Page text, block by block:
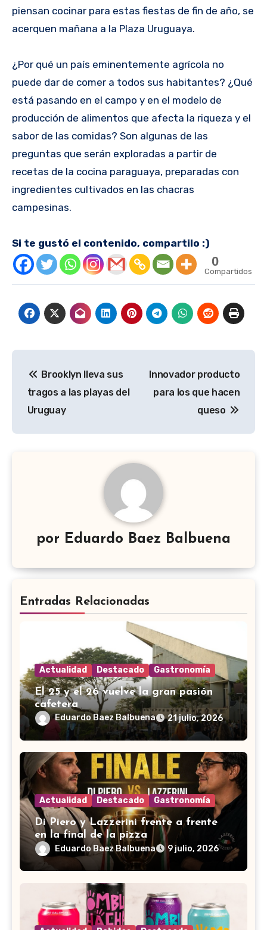
piensan cocinar para estas fiestas de fin de año, se
acerquen mañana a la Plaza Uruguaya.
¿Por qué un país eminentemente agrícola no
puede dar de comer a todos sus habitantes? ¿Qué
está pasando en el campo y en el modelo de
producción de alimentos que afecta la riqueza y el
sabor de las comidas? Son algunas de las
preguntas que serán exploradas a partir de
recetas de la cocina paraguaya, preparadas con
ingredientes cultivados en las chacras
campesinas.
Si te gustó el contenido, compartilo :)
0
Compartidos
de
entradas
Brooklyn lleva sus
tragos a las playas del
Uruguay
Innovador producto
para los que hacen
queso
por Eduardo Baez Balbuena
Entradas Relacionadas
Actualidad Destacado Gastronomía
El 25 y el 26 vuelve la gran pasión
cafetera
Eduardo Baez Balbuena 21 julio, 2026
Actualidad Destacado Gastronomía
Di Piero y Lazzerini frente a frente
en la final de la pizza
Eduardo Baez Balbuena 9 julio, 2026